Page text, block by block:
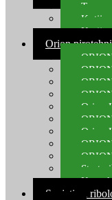
Kutije
Kutije
Orion
Orion
Orion
Start
Savjeti za